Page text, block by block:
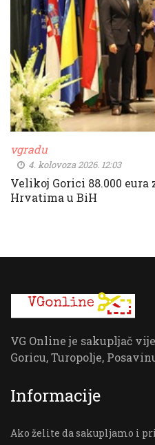
vgradu
4. kolovoza 2026. 12:03
Velikoj Gorici 88.000 eura
Hrvatima u BiH
VG Online je sakupljač
Goricu, Turopolje,
Informacije
Ako želite da sakupljamo i